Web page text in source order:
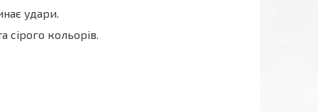
удари.
сірого кольорів.